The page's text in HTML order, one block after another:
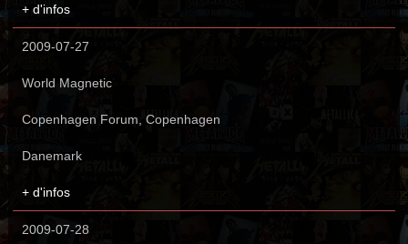
+ d'infos
2009-07-27
World Magnetic
Copenhagen Forum, Copenhagen
Danemark
+ d'infos
2009-07-28